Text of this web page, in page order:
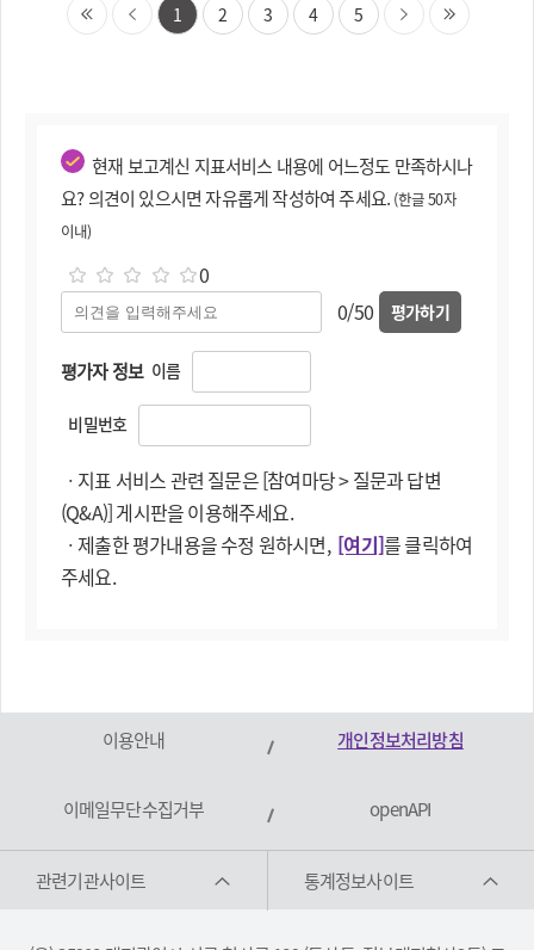
11
[보도자료]2012년_1분기_실질_국내총생
2012-
9
2011년_3분기_실질_국내총생산(속
보).hwp
2011-
11-28
8
7
2011년 1분기 국민소득(잠정).hwp
06-14
6
2011년 1분기 실질 국내총생산(속보).hwp
5
2010년 국민계정(잠정).hwp
4
2010국민계정(잠정)통계표.xls
2011-
3
2009년 국민계정(확정).hwp
2011-
09-15
1 2 3 4 5
현재 보고계신 지표서비스 내용에 어느정도 만족하시나
요? 의견이 있으시면 자유롭게 작성하여 주세요. (한글 50자
이내)
0
0/50
평가하기
평가자 정보이름
비밀번호
ㆍ지표 서비스 관련 질문은 [참여마당 > 질문과 답변
(Q&A)] 게시판을 이용해주세요.
ㆍ제출한 평가내용을 수정 원하시면, [여기]를 클릭하여
주세요.
이용안내 개인정보처리방침
이메일무단수집거부 openAPI
관련기관사이트 통계정보사이트